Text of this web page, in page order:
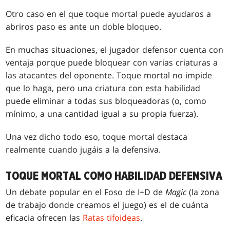
Otro caso en el que toque mortal puede ayudaros a
abriros paso es ante un doble bloqueo.
En muchas situaciones, el jugador defensor cuenta con
ventaja porque puede bloquear con varias criaturas a
las atacantes del oponente. Toque mortal no impide
que lo haga, pero una criatura con esta habilidad
puede eliminar a todas sus bloqueadoras (o, como
mínimo, a una cantidad igual a su propia fuerza).
Una vez dicho todo eso, toque mortal destaca
realmente cuando jugáis a la defensiva.
TOQUE MORTAL COMO HABILIDAD DEFENSIVA
Un debate popular en el Foso de I+D deMagic (la zona
de trabajo donde creamos el juego) es el de cuánta
eficacia ofrecen las Ratas tifoideas.